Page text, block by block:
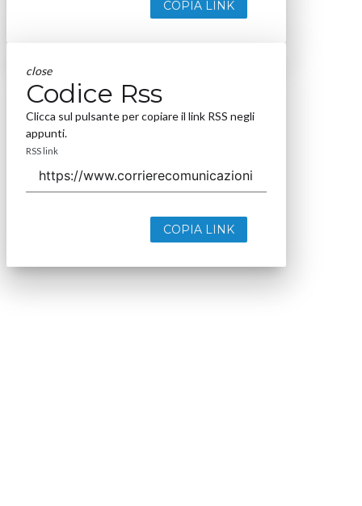
COPIA LINK
close
Codice Rss
Clicca sul pulsante per copiare il link RSS negli
appunti.
RSS link
COPIA LINK